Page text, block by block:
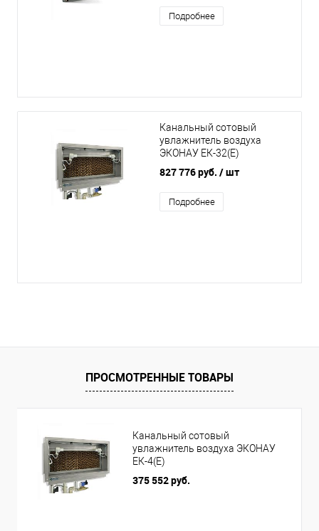
Подробнее
Канальный сотовый
увлажнитель воздуха
ЭКОНАУ ЕК-32(Е)
827 776 руб. / шт
Подробнее
ПРОСМОТРЕННЫЕ ТОВАРЫ
Канальный сотовый
увлажнитель воздуха ЭКОНАУ
ЕК-4(Е)
375 552 руб.